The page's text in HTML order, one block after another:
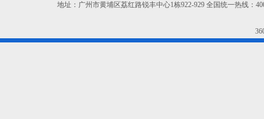
地址：广州市黄埔区荔红路锐丰中心1栋922-929 全国统一热线：